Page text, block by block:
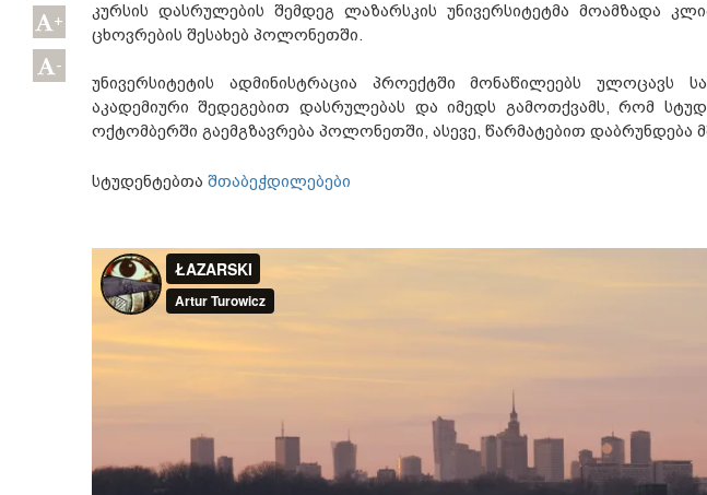
+
-
კურსის დასრულების შემდეგ ლაზარსკის უნივერსიტეტმა მოამზადა
ცხოვრების შესახებ პოლონეთში.
უნივერსიტეტის ადმინისტრაცია პროექტში მონაწილეებს ულოცავს
აკადემიური შედეგებით დასრულებას და იმედს გამოთქვამს, რომ
ოქტომბერში გაემგზავრება პოლონეთში, ასევე, წარმატებით დაბრუნდება
სტუდენტებთა შთაბეჭდილებები